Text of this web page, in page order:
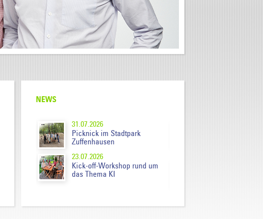
NEWS
31.07.2026
Picknick im Stadtpark
Zuffenhausen
23.07.2026
Kick-off-Workshop rund um
das Thema KI